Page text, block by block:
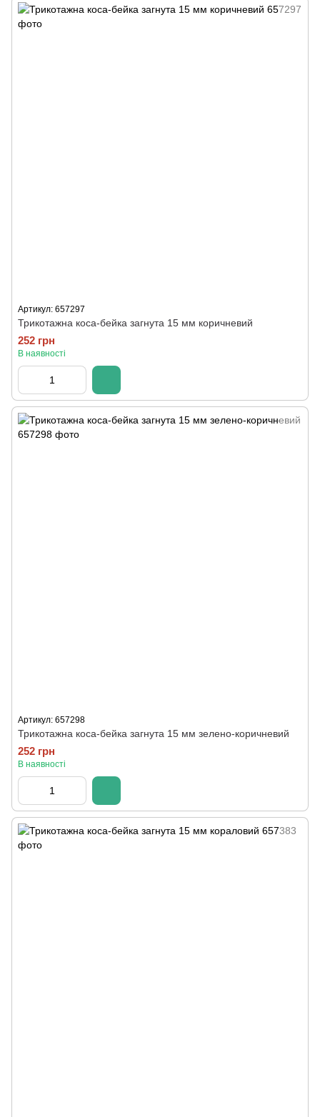
Артикул: 657297
Трикотажна коса-бейка загнута 15 мм коричневий
252 грн
В наявності
Артикул: 657298
Трикотажна коса-бейка загнута 15 мм зелено-коричневий
252 грн
В наявності